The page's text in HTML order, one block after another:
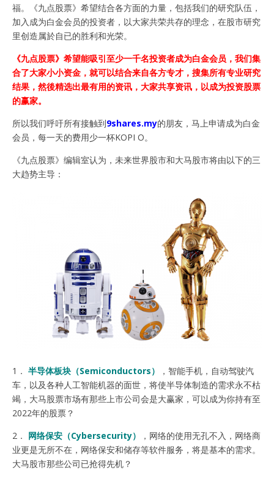
福。《九点股票》希望结合各方面的力量，包括我们的研究队伍，
加入成为白金会员的投资者，以大家共荣共存的理念，在股市研究
里创造属於自已的胜利和光荣。
《九点股票》希望能吸引至少一千名投资者成为白金会员，我们集
合了大家小小资金，就可以结合来自各方专才，搜集所有专业研究
结果，然後精选出最有用的资讯，大家共享资讯，以成为投资股票
的赢家。
所以我们呼吁所有接触到9shares.my的朋友，马上申请成为白金
会员，每一天的费用少一杯KOPI O。
《九点股票》编辑室认为，未来世界股市和大马股市将由以下的三
大趋势主导：
1． 半导体板块（Semiconductors）
，智能手机，自动驾驶汽
车，以及各种人工智能机器的面世，将使半导体制造的需求永不枯
竭，大马股票市场有那些上市公司会是大赢家，可以成为你持有至
2022年的股票？
2． 网络保安（Cybersecurity）
，网络的使用无孔不入，网络商
业更是无所不在，网络保安和储存等软件服务，将是基本的需求。
大马股市那些公司已抢得先机？